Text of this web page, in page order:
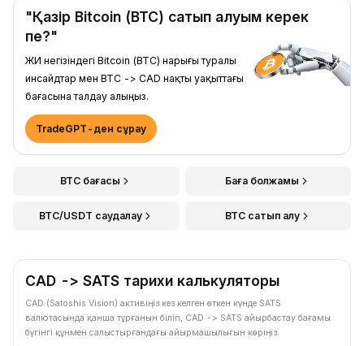
"Қазір Bitcoin (BTC) сатып алуым керек
пе?"
ЖИ негізіндегі Bitcoin (BTC) нарығы туралы
инсайдтар мен BTC -> CAD нақты уақыттағы
бағасына талдау алыңыз.
TradeGPT-ден сұрау
BTC бағасы Баға болжамы
BTC/USDT саудалау BTC сатып алу
CAD -> SATS тарихи калькуляторы
CAD (Satoshis Vision) активіңіз кез келген өткен күнде SATS
валютасында қанша тұрғанын біліп, CAD -> SATS айырбастау бағамы
бүгінгі құнмен салыстырғандағы айырмашылығын көріңіз.